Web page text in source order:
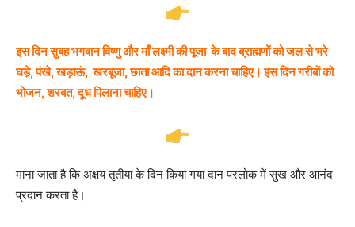
इस दिन सुबह भगवान विष्णु और माँ लक्ष्मी की पूजा के बाद ब्राह्मणों को जल से भरे
घडे़, पंखे, खड़ाऊं, खरबूजा, छाता आदि का दान करना चाहिए। इस दिन गरीबों को
भोजन, शरबत, दूध पिलाना चाहिए।
माना जाता है कि अक्षय तृतीया के दिन किया गया दान परलोक में सुख और आनंद
प्रदान करता है।